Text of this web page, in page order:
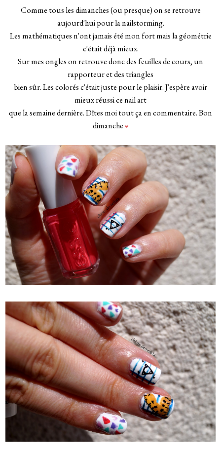
Comme tous les dimanches (ou presque) on se retrouve
aujourd'hui pour la nailstorming.
Les mathématiques n'ont jamais été mon fort mais la géométrie
c'était déjà mieux.
Sur mes ongles on retrouve donc des feuilles de cours, un
rapporteur et des triangles
bien sûr. Les colorés c'était juste pour le plaisir. J'espère avoir
mieux réussi ce nail art
que la semaine dernière. Dîtes moi tout ça en commentaire. Bon
dimanche ❤